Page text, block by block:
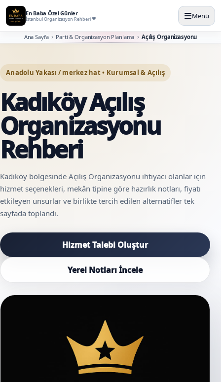
En Baba Özel Günler
İstanbul Organizasyon Rehberi Menü
Ana Sayfa Parti & Organizasyon Planlama Açılış Organizasyonu
Anadolu Yakası / merkez hat • Kurumsal & Açılış
Kadıköy Açılış
Organizasyonu
Rehberi
Kadıköy bölgesinde Açılış Organizasyonu ihtiyacı olanlar için
hizmet seçenekleri, mekân tipine göre hazırlık notları, fiyatı
etkileyen unsurlar ve birlikte tercih edilen alternatifler tek
sayfada toplandı.
Hizmet Talebi Oluştur
Yerel Notları İncele